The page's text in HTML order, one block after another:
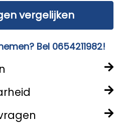
vergelijken
Bel 0654211982!